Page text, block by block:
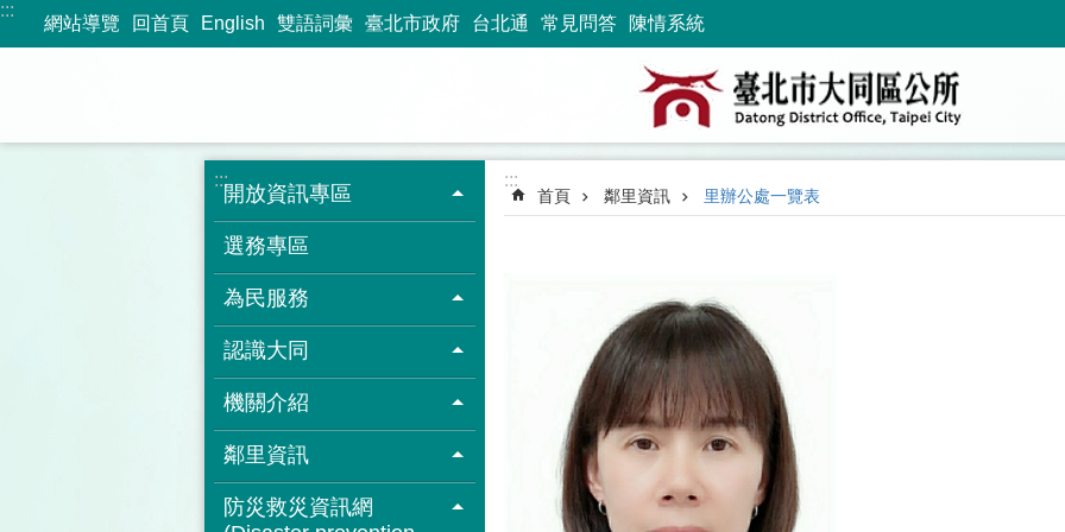
跳到主要內容區塊
:::
網站導覽 回首頁 English 雙語詞彙 臺北市政府 台北通 常見問答 陳情系統
:::
開放資訊專區
選務專區
為民服務
認識大同
機關介紹
鄰里資訊
防災救災資訊網
:::
首頁 鄰里資訊 里辦公處一覽表